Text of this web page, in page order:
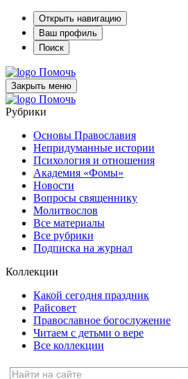
Открыть навигацию
Ваш профиль
Поиск
Помочь
Закрыть меню
Помочь
Рубрики
Основы Православия
Непридуманные истории
Психология и отношения
Академия «Фомы»
Новости
Вопросы священнику
Молитвослов
Все материалы
Все рубрики
Подписка на журнал
Коллекции
Какой сегодня праздник
Райсовет
Православное богослужение
Читаем с детьми о вере
Все коллекции